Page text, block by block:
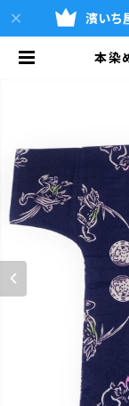
濱いち
本染
ツ